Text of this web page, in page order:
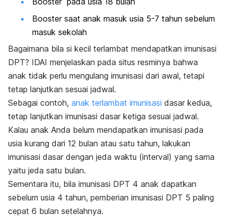
Booster saat anak masuk usia 5-7 tahun sebelum
masuk sekolah
Bagaimana bila si kecil terlambat mendapatkan imunisasi
DPT? IDAI menjelaskan pada situs resminya bahwa
anak tidak perlu mengulang imunisasi dari awal, tetapi
tetap lanjutkan sesuai jadwal.
Sebagai contoh, anak terlambat imunisasi dasar kedua,
tetap lanjutkan imunisasi dasar ketiga sesuai jadwal.
Kalau anak Anda belum mendapatkan imunisasi pada
usia kurang dari 12 bulan atau satu tahun, lakukan
imunisasi dasar dengan jeda waktu (interval) yang sama
yaitu jeda satu bulan.
Sementara itu, bila imunisasi DPT 4 anak dapatkan
sebelum usia 4 tahun, pemberian imunisasi DPT 5 paling
cepat 6 bulan setelahnya.